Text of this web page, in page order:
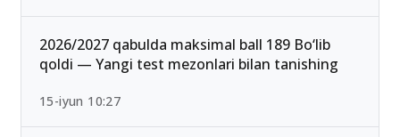
2026/2027 qabulda maksimal ball 189 Bo‘lib
qoldi — Yangi test mezonlari bilan tanishing
15-iyun 10:27